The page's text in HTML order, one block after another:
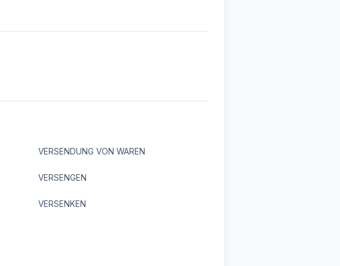
VERSENDUNG VON WAREN
VERSENGEN
VERSENKEN